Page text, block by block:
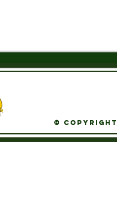
© Copyright